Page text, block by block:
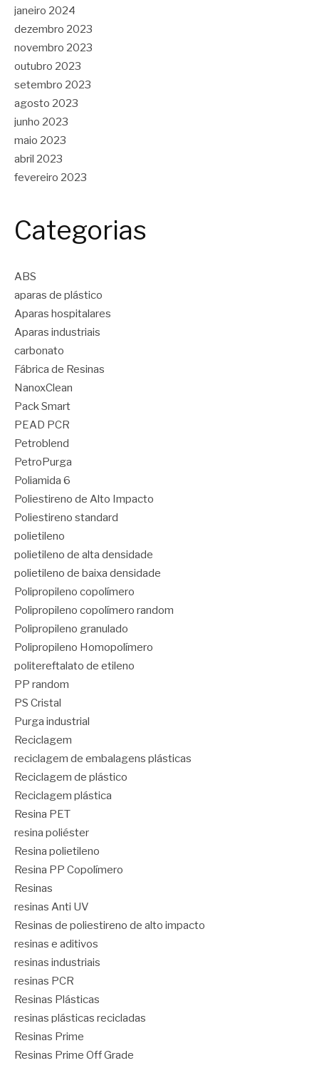
janeiro 2024
dezembro 2023
novembro 2023
outubro 2023
setembro 2023
agosto 2023
junho 2023
maio 2023
abril 2023
fevereiro 2023
Categorias
ABS
aparas de plástico
Aparas hospitalares
Aparas industriais
carbonato
Fábrica de Resinas
NanoxClean
Pack Smart
PEAD PCR
Petroblend
PetroPurga
Poliamida 6
Poliestireno de Alto Impacto
Poliestireno standard
polietileno
polietileno de alta densidade
polietileno de baixa densidade
Polipropileno copolímero
Polipropileno copolímero random
Polipropileno granulado
Polipropileno Homopolímero
politereftalato de etileno
PP random
PS Cristal
Purga industrial
Reciclagem
reciclagem de embalagens plásticas
Reciclagem de plástico
Reciclagem plástica
Resina PET
resina poliéster
Resina polietileno
Resina PP Copolímero
Resinas
resinas Anti UV
Resinas de poliestireno de alto impacto
resinas e aditivos
resinas industriais
resinas PCR
Resinas Plásticas
resinas plásticas recicladas
Resinas Prime
Resinas Prime Off Grade